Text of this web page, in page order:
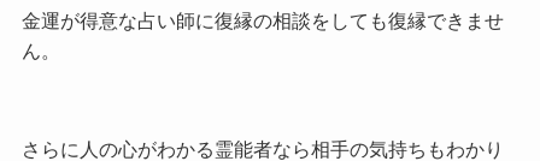
金運が得意な占い師に復縁の相談をしても復縁できませ
ん。
さらに人の心がわかる霊能者なら相手の気持ちもわかり